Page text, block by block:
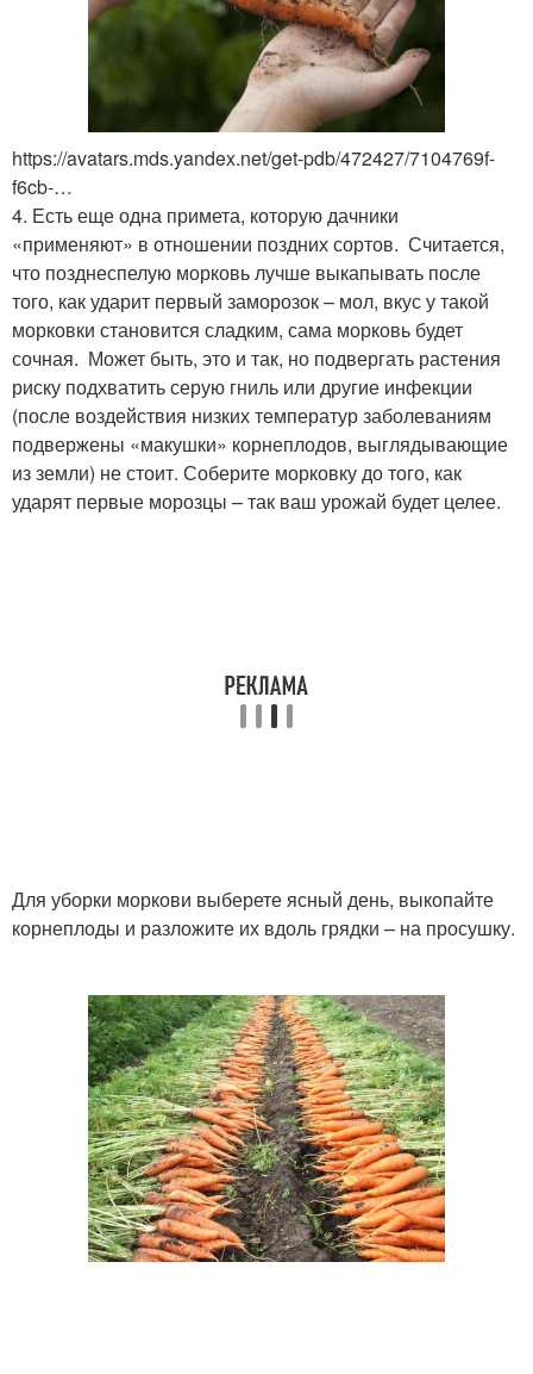
https://avatars.mds.yandex.net/get-pdb/472427/7104769f-
f6cb-…
4. Есть еще одна примета, которую дачники
«применяют» в отношении поздних сортов. Считается,
что позднеспелую морковь лучше выкапывать после
того, как ударит первый заморозок – мол, вкус у такой
морковки становится сладким, сама морковь будет
сочная. Может быть, это и так, но подвергать растения
риску подхватить серую гниль или другие инфекции
(после воздействия низких температур заболеваниям
подвержены «макушки» корнеплодов, выглядывающие
из земли) не стоит. Соберите морковку до того, как
ударят первые морозцы – так ваш урожай будет целее.
Для уборки моркови выберете ясный день, выкопайте
корнеплоды и разложите их вдоль грядки – на просушку.